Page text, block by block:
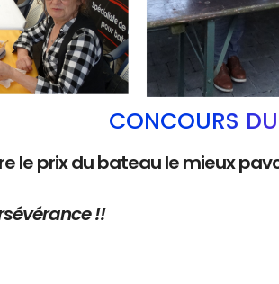
CONCOURS
le prix du bateau le mieux
!!